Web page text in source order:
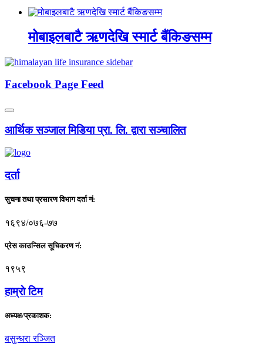
मोबाइलबाटै ऋणदेखि स्मार्ट बैंकिङसम्म
Facebook Page Feed
आर्थिक सञ्जाल मिडिया प्रा. लि. द्वारा सञ्चालित
दर्ता
सुचना तथा प्रसारण विभाग दर्ता नं:
१६९४/०७६-७७
प्रेस काउन्सिल सूचिकरण नं:
१९५९
हाम्राे टिम
अध्यक्ष/प्रकाशक:
बसुन्धरा रञ्जित